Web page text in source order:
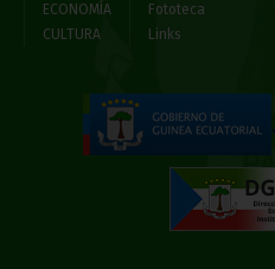
ECONOMÍA
CULTURA
Fototeca
Links